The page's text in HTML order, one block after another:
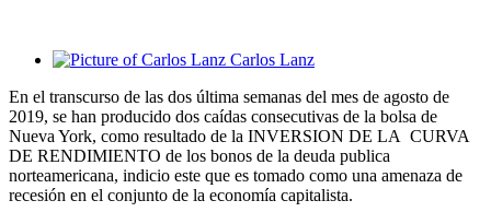
Carlos Lanz
En el transcurso de las dos última semanas del mes de agosto de
2019, se han producido dos caídas consecutivas de la bolsa de
Nueva York, como resultado de la INVERSION DE LA CURVA
DE RENDIMIENTO de los bonos de la deuda publica
norteamericana, indicio este que es tomado como una amenaza de
recesión en el conjunto de la economía capitalista.